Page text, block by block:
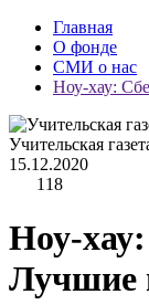
Главная
О фонде
СМИ о нас
Ноу-хау:
Учительская
15.12.2020
118
Ноу-
Лучшие